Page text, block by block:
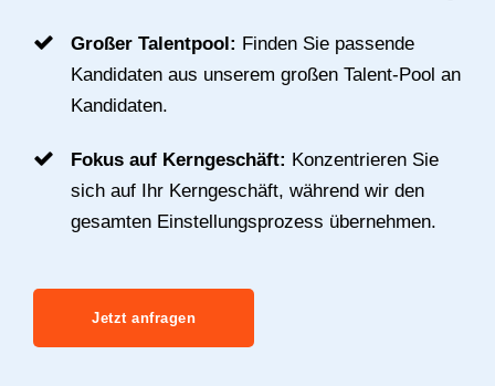
Großer Talentpool: Finden Sie passende
Kandidaten aus unserem großen Talent-Pool an
Kandidaten.
Fokus auf Kerngeschäft: Konzentrieren Sie
sich auf Ihr Kerngeschäft, während wir den
gesamten Einstellungsprozess übernehmen.
Jetzt anfragen